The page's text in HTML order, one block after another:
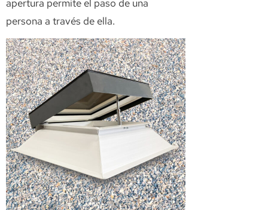
apertura permite el paso de una
persona a través de ella.